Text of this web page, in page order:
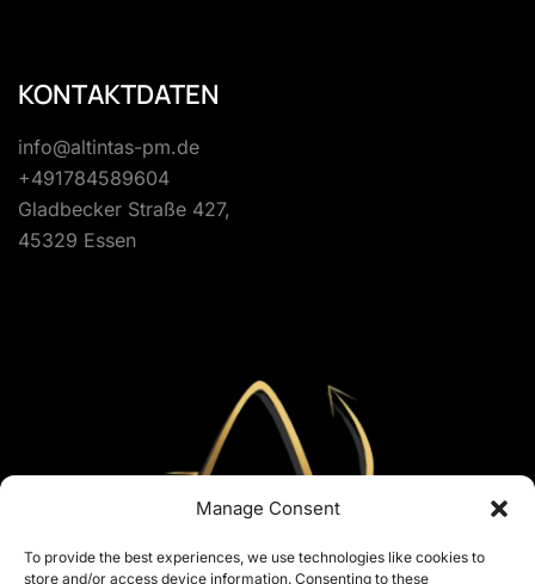
Manage Consent
To provide the best experiences, we use technologies like cookies to
store and/or access device information. Consenting to these
KONTAKTDATEN
info@altintas-pm.de
+491784589604
Gladbecker Straße 427,
45329 Essen